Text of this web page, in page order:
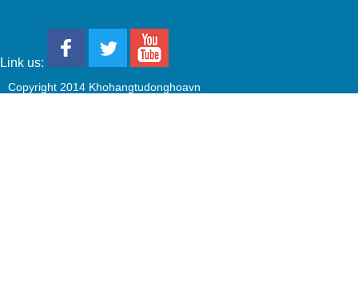
Link us:
Copyright 2014 Khohangtudonghoavn